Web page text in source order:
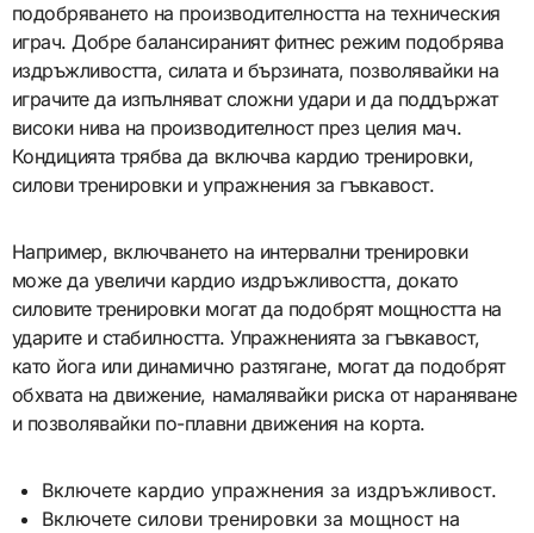
подобряването на производителността на техническия
играч. Добре балансираният фитнес режим подобрява
издръжливостта, силата и бързината, позволявайки на
играчите да изпълняват сложни удари и да поддържат
високи нива на производителност през целия мач.
Кондицията трябва да включва кардио тренировки,
силови тренировки и упражнения за гъвкавост.
Например, включването на интервални тренировки
може да увеличи кардио издръжливостта, докато
силовите тренировки могат да подобрят мощността на
ударите и стабилността. Упражненията за гъвкавост,
като йога или динамично разтягане, могат да подобрят
обхвата на движение, намалявайки риска от нараняване
и позволявайки по-плавни движения на корта.
Включете кардио упражнения за издръжливост.
Включете силови тренировки за мощност на